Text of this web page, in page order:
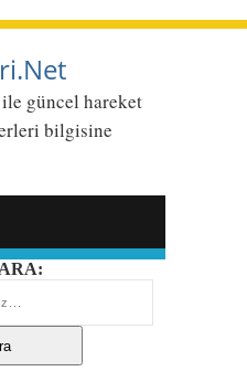
güncel hareket
bilgisine